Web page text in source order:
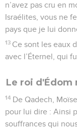
n’avez pas cru en
Israélites, vous ne
pays que je lui
13 Ce sont les eaux
avec l’Éternel, qui
Le roi d'Édom
14 De Qadech,
pour lui dire : Ainsi
souffrances qui